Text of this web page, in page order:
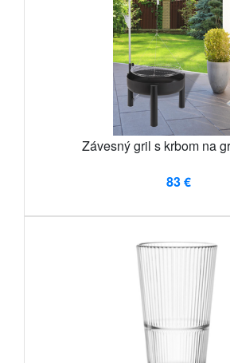
Závesný gril s krbom na
83 €